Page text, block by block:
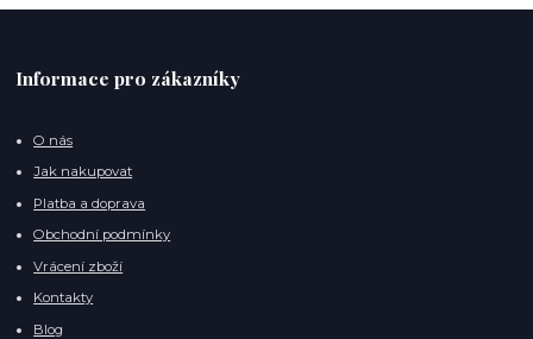
Informace pro zákazníky
O nás
Jak nakupovat
Platba a doprava
Obchodní podmínky
Vrácení zboží
Kontakty
Blog